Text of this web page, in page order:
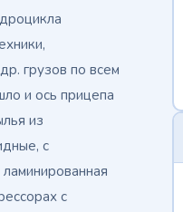
грузов по всем
и ось прицепа
из
с
с